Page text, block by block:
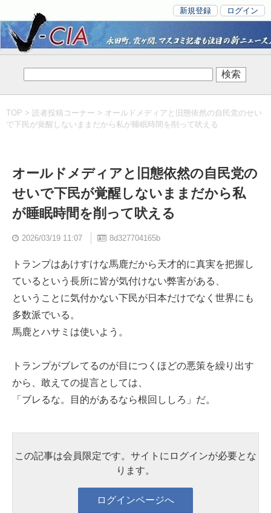
新規登録 ログイン
TOP > 読者投稿コーナー > オールドメディアと旧態依然の自民党のせい
で下民が覚醒しないままだから私が睡眠時間を削って吠える
オールドメディアと旧態依然の自民党の
せいで下民が覚醒しないままだから私
が睡眠時間を削って吠える
2026/03/19 11:07 8d327704165b
トランプはあけすけな馬鹿だから天才的に真実を把握し
ているという長所に皆が気付けない弊害がある、
ということに気付かない下民が日本だけでなく世界にも
多数派でいる。
馬鹿とハサミは使いよう。
トランプがブレてるのが目につくほどの悪策を繰り出す
から、敢えての提言としては、
「ブレるな。目的があるなら根回ししろ」だ。
この記事は会員限定です。サイトにログインが必要とな
ります。